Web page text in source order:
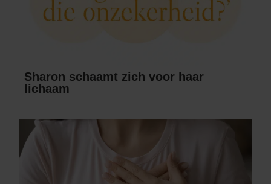
Sharon schaamt zich voor haar
lichaam